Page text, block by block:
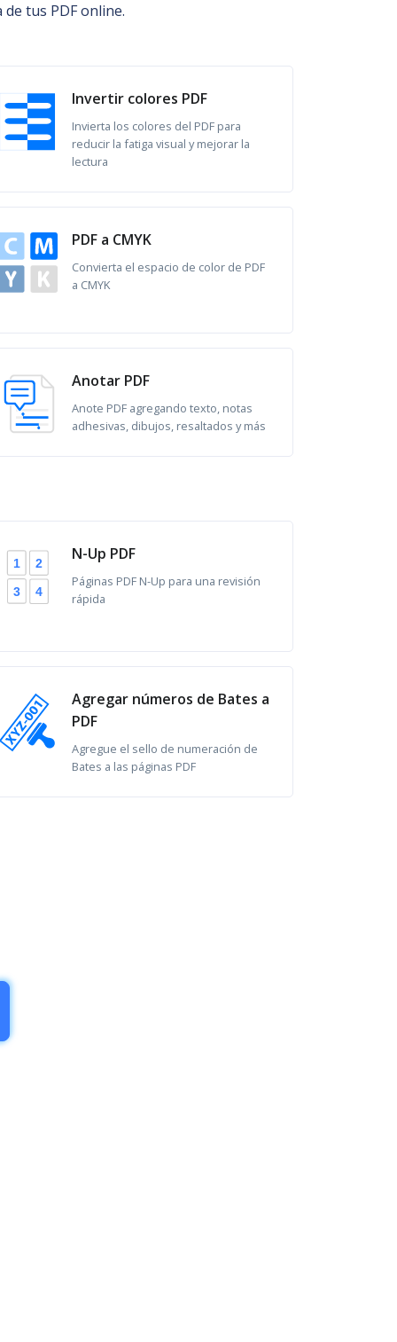
tus PDF online.
Invertir colores PDF
Invierta los colores del PDF para
reducir la fatiga visual y mejorar la
lectura
PDF a CMYK
Convierta el espacio de color de PDF
a CMYK
Anotar PDF
Anote PDF agregando texto, notas
adhesivas, dibujos, resaltados y más
1 2
3 4
N-Up PDF
Páginas PDF N-Up para una revisión
rápida
Agregar números de Bates a
PDF
Agregue el sello de numeración de
Bates a las páginas PDF